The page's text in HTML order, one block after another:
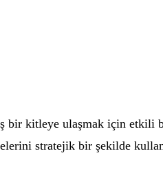
bir kitleye ulaşmak için
stratejik bir şekilde